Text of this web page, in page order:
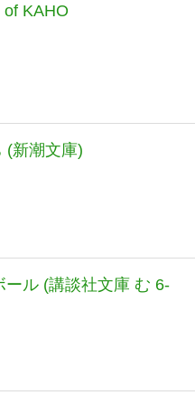
KAHO
(新潮文庫)
ール (講談社文庫 む 6-